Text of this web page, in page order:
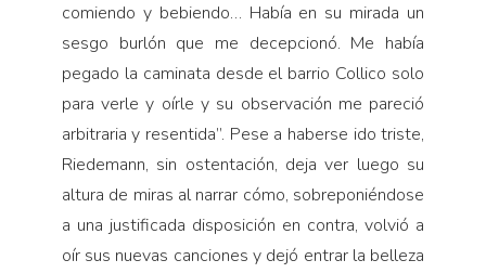
comiendo y bebiendo… Había en su mirada un
sesgo burlón que me decepcionó. Me había
pegado la caminata desde el barrio Collico solo
para verle y oírle y su observación me pareció
arbitraria y resentida”. Pese a haberse ido triste,
Riedemann, sin ostentación, deja ver luego su
altura de miras al narrar cómo, sobreponiéndose
a una justificada disposición en contra, volvió a
oír sus nuevas canciones y dejó entrar la belleza